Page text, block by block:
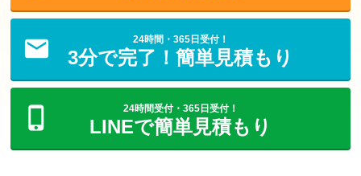
24時間・365日受付！
3分で完了！簡単見積もり
24時間受付・365日受付！
LINEで簡単見積もり